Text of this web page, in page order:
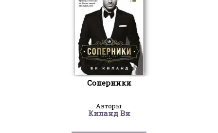
Соперники
Авторы:
Киланд Ви